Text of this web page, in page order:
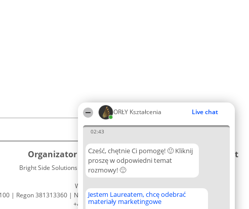
ORŁY Kształcenia Live chat
02:43
Cześć, chętnie Ci pomogę! 🙂 Kliknij
proszę w odpowiedni temat
rozmowy! 🙂
Jestem Laureatem, chcę odebrać
materiały marketingowe
Organizator plebiscytu
Bright Side Solutions sp. z o. o. sp. k.
ul. Ruska 22
Wrocław 50-079
| Regon 381313360 | NIP 8943132676
+48 508 492 400
Plebiscyt
Lista
Laureatów
Zasady
Kontakt